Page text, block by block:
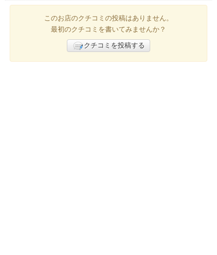
このお店のクチコミの投稿はありません。
最初のクチコミを書いてみませんか？
クチコミを投稿する